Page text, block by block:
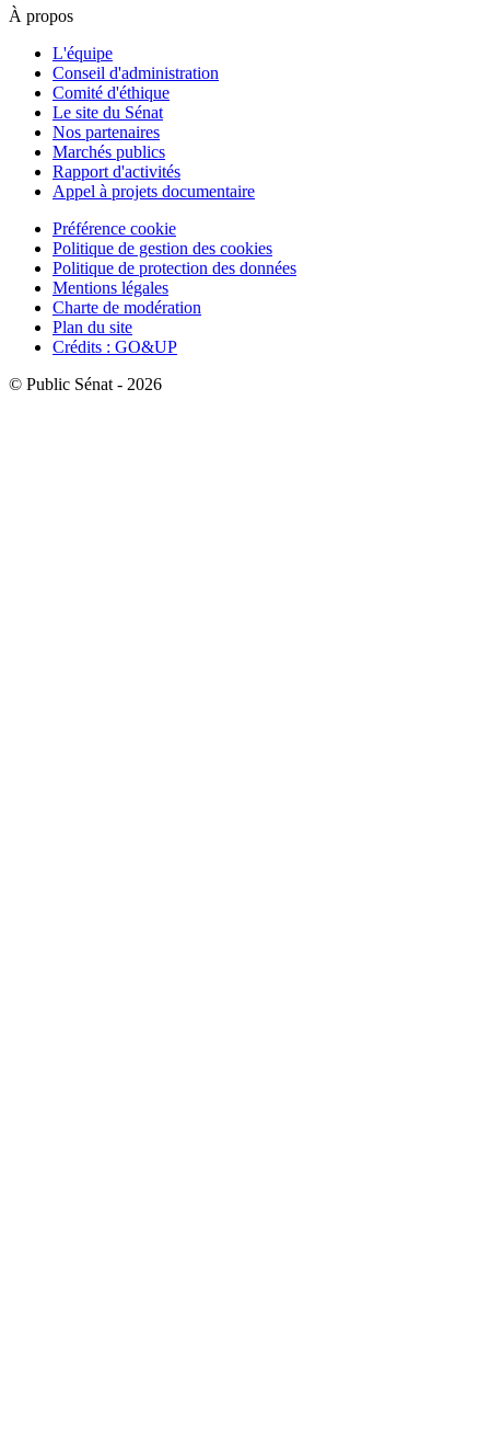
À propos
L'équipe
Conseil d'administration
Comité d'éthique
Le site du Sénat
Nos partenaires
Marchés publics
Rapport d'activités
Appel à projets documentaire
Préférence cookie
Politique de gestion des cookies
Politique de protection des données
Mentions légales
Charte de modération
Plan du site
Crédits : GO&UP
© Public Sénat - 2026